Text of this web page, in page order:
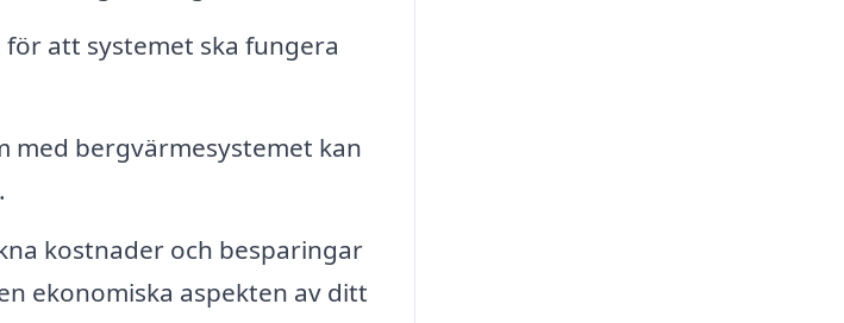
att systemet ska fungera
med bergvärmesystemet kan
kostnader och besparingar
ekonomiska aspekten av ditt